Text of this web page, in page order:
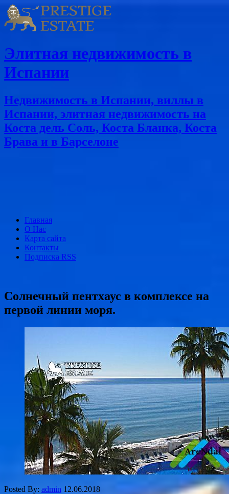
Элитная недвижимость в
Испании
Недвижимость в Испании, виллы в
Испании, элитная недвижимость на
Коста дель Соль, Коста Бланка, Коста
Брава и в Барселоне
Главная
О Нас
Карта сайта
Контакты
Подписка RSS
Солнечный пентхаус в комплексе на
первой линии моря.
Posted By: admin 12.06.2018